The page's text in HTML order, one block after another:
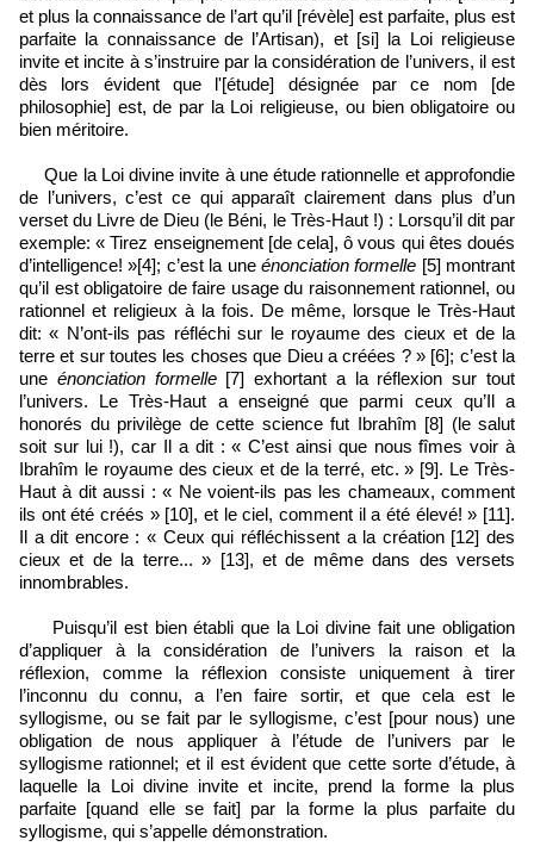
et plus la connaissance de l’art qu’il [révèle] est parfaite, plus est
parfaite la connaissance de l’Artisan), et [si] la Loi religieuse
invite et incite à s’instruire par la considération de l’univers, il est
dès lors évident que l'[étude] désignée par ce nom [de
philosophie] est, de par la Loi religieuse, ou bien obligatoire ou
bien méritoire.
Que la Loi divine invite à une étude rationnelle et approfondie
de l’univers, c’est ce qui apparaît clairement dans plus d’un
verset du Livre de Dieu (le Béni, le Très-Haut !) : Lorsqu’il dit par
exemple: « Tirez enseignement [de cela], ô vous qui êtes doués
d’intelligence! »[4]; c’est la une énonciation formelle [5] montrant
qu’il est obligatoire de faire usage du raisonnement rationnel, ou
rationnel et religieux à la fois. De même, lorsque le Très-Haut
dit: « N’ont-ils pas réfléchi sur le royaume des cieux et de la
terre et sur toutes les choses que Dieu a créées ? » [6]; c’est la
une énonciation formelle[7] exhortant a la réflexion sur tout
l’univers. Le Très-Haut a enseigné que parmi ceux qu’Il a
honorés du privilège de cette science fut Ibrahîm [8] (le salut
soit sur lui !), car Il a dit : « C’est ainsi que nous fîmes voir à
Ibrahîm le royaume des cieux et de la terré, etc. » [9]. Le Très-
Haut à dit aussi : « Ne voient-ils pas les chameaux, comment
ils ont été créés » [10], et le ciel, comment il a été élevé! » [11].
Il a dit encore : « Ceux qui réfléchissent a la création [12] des
cieux et de la terre... » [13], et de même dans des versets
innombrables.
Puisqu’il est bien établi que la Loi divine fait une obligation
d’appliquer à la considération de l’univers la raison et la
réflexion, comme la réflexion consiste uniquement à tirer
l’inconnu du connu, a l’en faire sortir, et que cela est le
syllogisme, ou se fait par le syllogisme, c’est [pour nous) une
obligation de nous appliquer à l’étude de l’univers par le
syllogisme rationnel; et il est évident que cette sorte d’étude, à
laquelle la Loi divine invite et incite, prend la forme la plus
parfaite [quand elle se fait] par la forme la plus parfaite du
syllogisme, qui s’appelle démonstration.